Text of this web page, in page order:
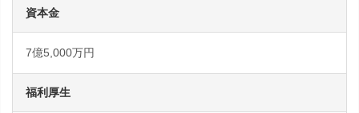
資本金
7億5,000万円
福利厚生